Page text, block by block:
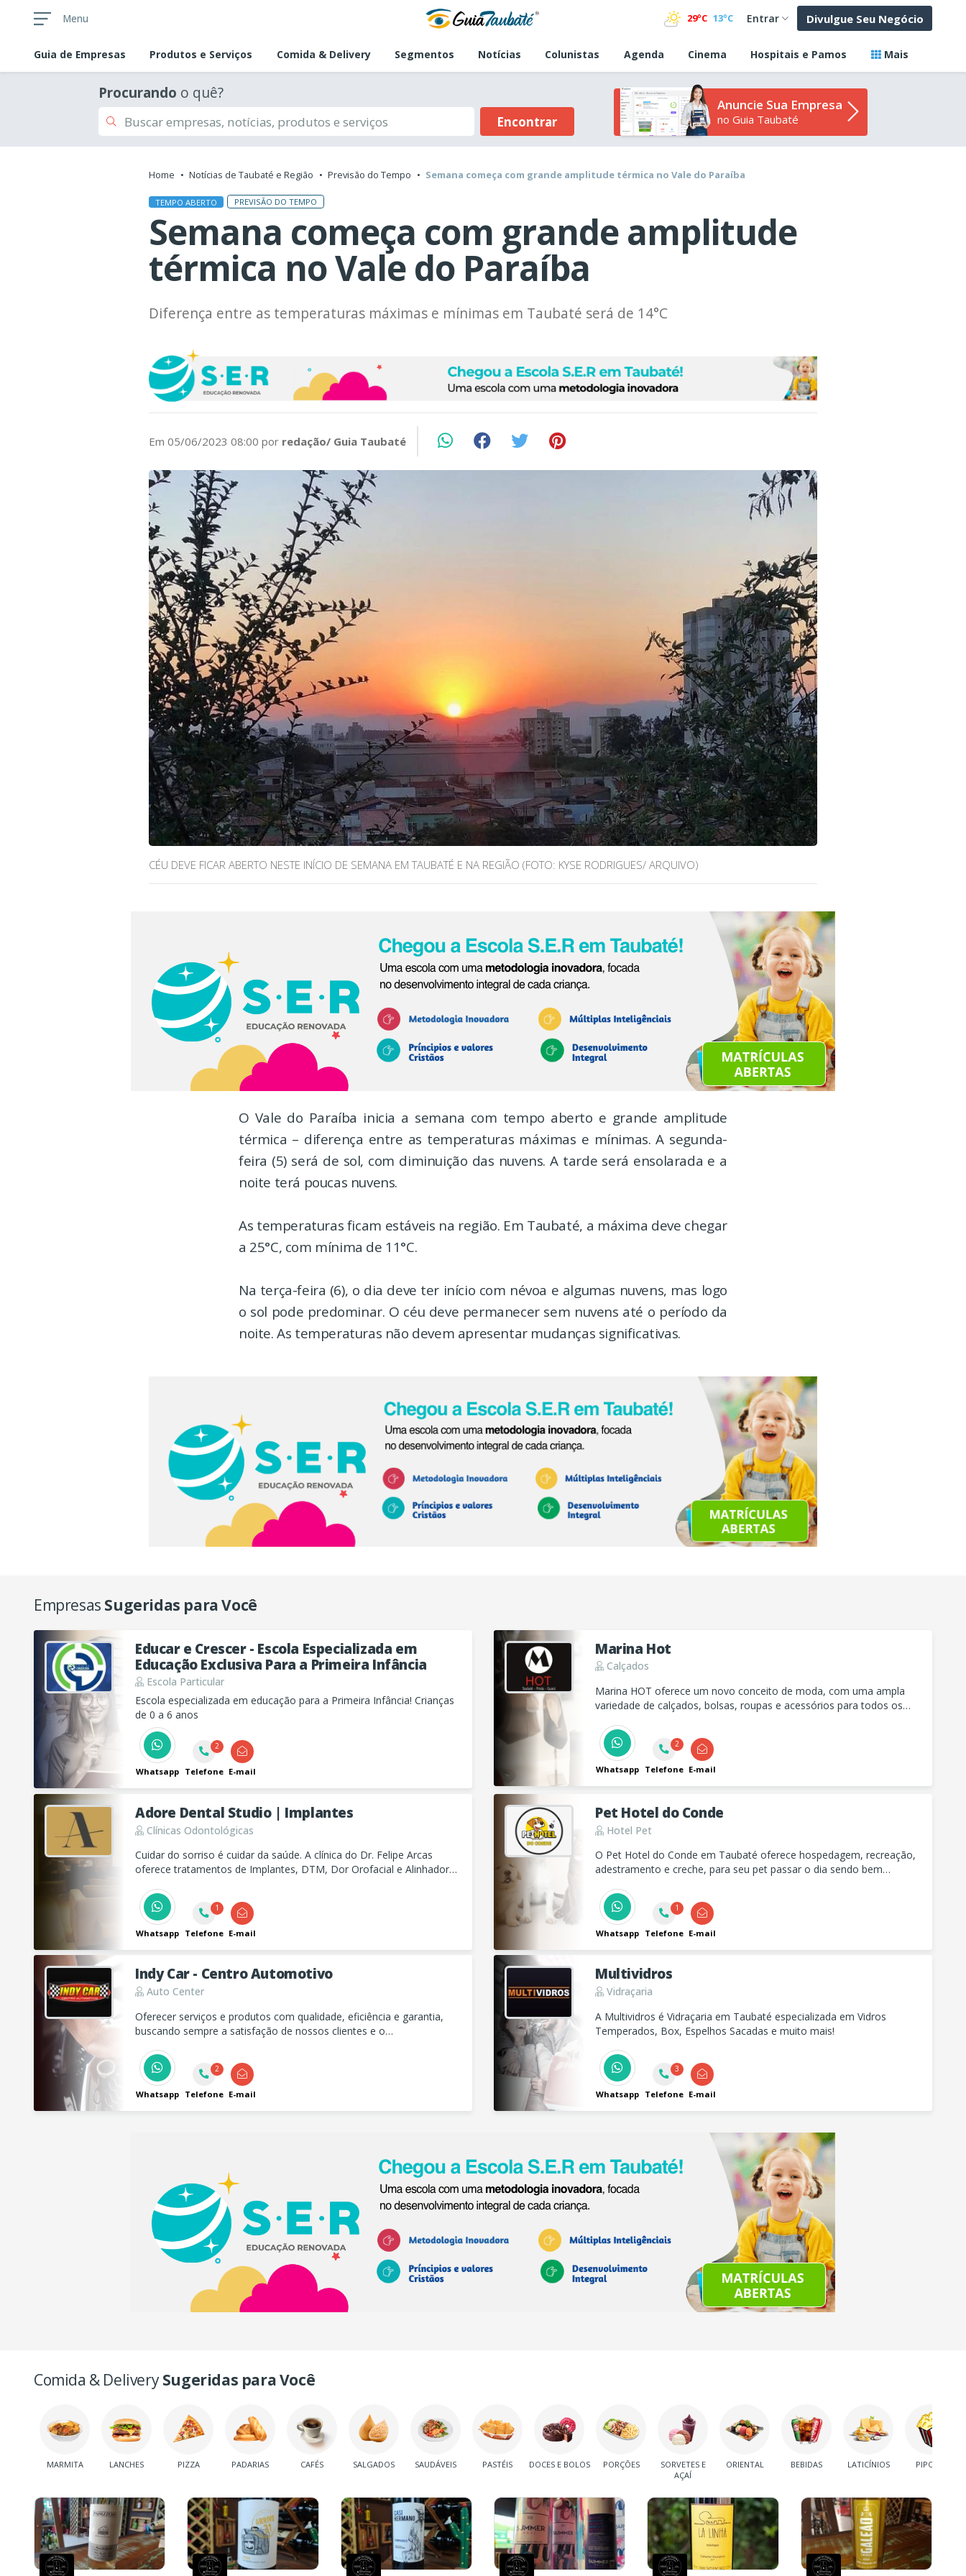
Menu 29ºC 13ºC Entrar Divulgue Seu Negócio
Guia de Empresas Produtos e Serviços Comida & Delivery Segmentos Notícias Colunistas Agenda Cinema Hospitais e Pamos Mais
Procurando o quê?
Encontrar
Anuncie Sua Empresa
no Guia Taubaté
Home Notícias de Taubaté e Região Previsão do Tempo Semana começa com grande amplitude térmica no Vale do Paraíba
TEMPO ABERTO PREVISÃO DO TEMPO
Semana começa com grande amplitude
térmica no Vale do Paraíba
Diferença entre as temperaturas máximas e mínimas em Taubaté será de 14°C
Em 05/06/2023 08:00 por redação/ Guia Taubaté
CÉU DEVE FICAR ABERTO NESTE INÍCIO DE SEMANA EM TAUBATÉ E NA REGIÃO (FOTO: KYSE RODRIGUES/ ARQUIVO)
O Vale do Paraíba inicia a semana com tempo aberto e grande amplitude
térmica – diferença entre as temperaturas máximas e mínimas. A segunda-
feira (5) será de sol, com diminuição das nuvens. A tarde será ensolarada e a
noite terá poucas nuvens.
As temperaturas ficam estáveis na região. Em Taubaté, a máxima deve chegar
a 25°C, com mínima de 11°C.
Na terça-feira (6), o dia deve ter início com névoa e algumas nuvens, mas logo
o sol pode predominar. O céu deve permanecer sem nuvens até o período da
noite. As temperaturas não devem apresentar mudanças significativas.
Empresas Sugeridas para Você
Educar e Crescer - Escola Especializada em
Educação Exclusiva Para a Primeira Infância
Escola Particular
Escola especializada em educação para a Primeira Infância! Crianças
de 0 a 6 anos
Whatsapp
2
Telefone E-mail
Marina Hot
Calçados
Marina HOT oferece um novo conceito de moda, com uma ampla
variedade de calçados, bolsas, roupas e acessórios para todos os
Whatsapp
2
Telefone E-mail
Adore Dental Studio | Implantes
Clínicas Odontológicas
Cuidar do sorriso é cuidar da saúde. A clínica do Dr. Felipe Arcas
oferece tratamentos de Implantes, DTM, Dor Orofacial e Alinhadores
avaliação!
Whatsapp
1
Telefone E-mail
Pet Hotel do Conde
Hotel Pet
O Pet Hotel do Conde em Taubaté oferece hospedagem, recreação,
adestramento e creche, para seu pet passar o dia sendo bem
Whatsapp
1
Telefone E-mail
Indy Car - Centro Automotivo
Auto Center
Oferecer serviços e produtos com qualidade, eficiência e garantia,
buscando sempre a satisfação de nossos clientes e o
Whatsapp
2
Telefone E-mail
Multividros
Vidraçaria
A Multividros é Vidraçaria em Taubaté especializada em Vidros
Temperados, Box, Espelhos Sacadas e muito mais!
Whatsapp
3
Telefone E-mail
Comida & DeliverySugeridas para Você
MARMITA LANCHES PIZZA PADARIAS CAFÉS SALGADOS SAUDÁVEIS PASTÉIS DOCES E BOLOS PORÇÕES
SORVETES E
AÇAÍ
ORIENTAL BEBIDAS LATICÍNIOS PIPOCA